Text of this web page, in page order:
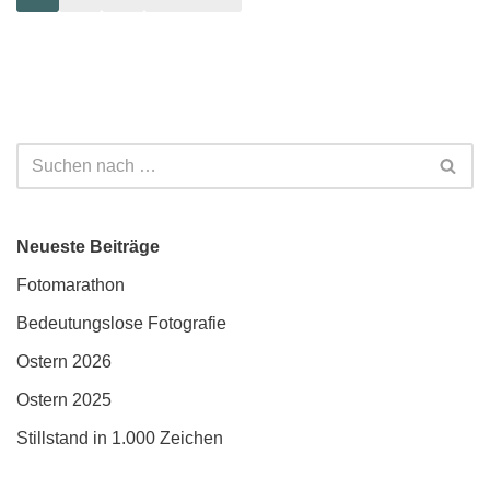
Neueste Beiträge
Fotomarathon
Bedeutungslose Fotografie
Ostern 2026
Ostern 2025
Stillstand in 1.000 Zeichen